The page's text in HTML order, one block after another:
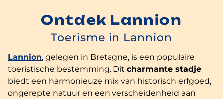
Ontdek Lannion
Toerisme in Lannion
Lannion, gelegen in Bretagne, is een populaire
toeristische bestemming. Dit charmante stadje
biedt een harmonieuze mix van historisch erfgoed,
ongerepte natuur en een verscheidenheid aan